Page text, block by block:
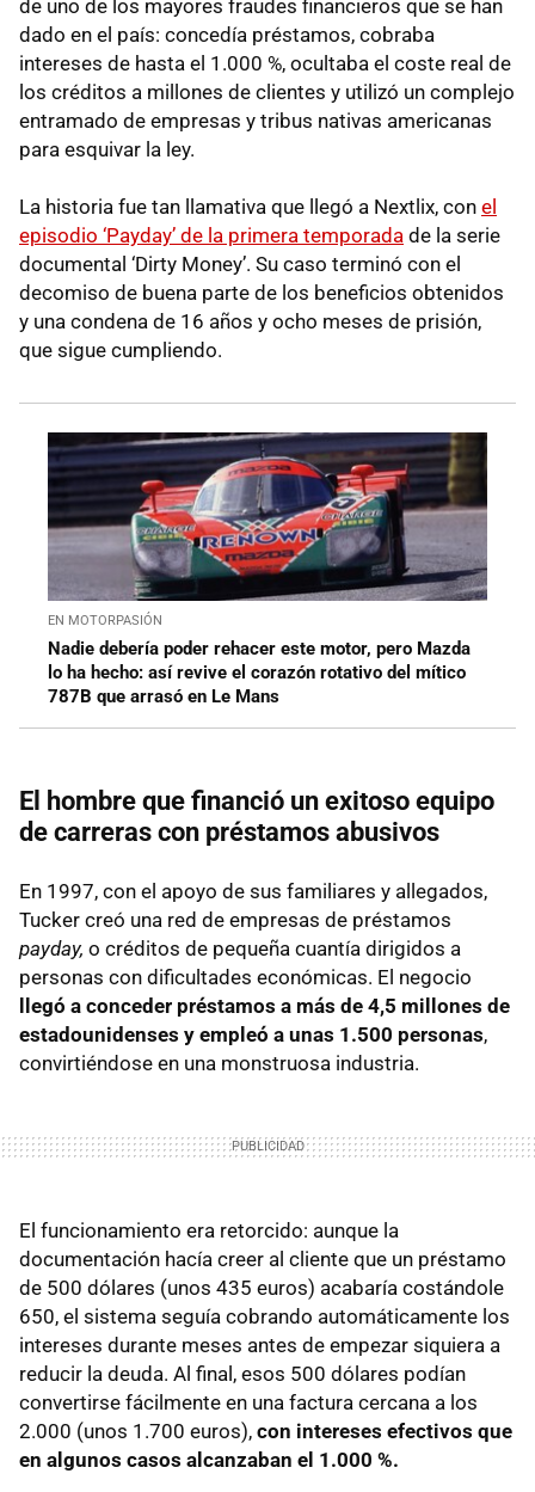
de uno de los mayores fraudes financieros que se han
dado en el país: concedía préstamos, cobraba
intereses de hasta el 1.000 %, ocultaba el coste real de
los créditos a millones de clientes y utilizó un complejo
entramado de empresas y tribus nativas americanas
para esquivar la ley.
La historia fue tan llamativa que llegó a Nextlix, con el
episodio ‘Payday’ de la primera temporada de la serie
documental ‘Dirty Money’. Su caso terminó con el
decomiso de buena parte de los beneficios obtenidos
y una condena de 16 años y ocho meses de prisión,
que sigue cumpliendo.
EN MOTORPASIÓN
Nadie debería poder rehacer este motor, pero Mazda
lo ha hecho: así revive el corazón rotativo del mítico
787B que arrasó en Le Mans
El hombre que financió un exitoso equipo
de carreras con préstamos abusivos
En 1997, con el apoyo de sus familiares y allegados,
Tucker creó una red de empresas de préstamos
payday, o créditos de pequeña cuantía dirigidos a
personas con dificultades económicas. El negocio
llegó a conceder préstamos a más de 4,5 millones de
estadounidenses y empleó a unas 1.500 personas,
convirtiéndose en una monstruosa industria.
El funcionamiento era retorcido: aunque la
documentación hacía creer al cliente que un préstamo
de 500 dólares (unos 435 euros) acabaría costándole
650, el sistema seguía cobrando automáticamente los
intereses durante meses antes de empezar siquiera a
reducir la deuda. Al final, esos 500 dólares podían
convertirse fácilmente en una factura cercana a los
2.000 (unos 1.700 euros), con intereses efectivos que
en algunos casos alcanzaban el 1.000 %.